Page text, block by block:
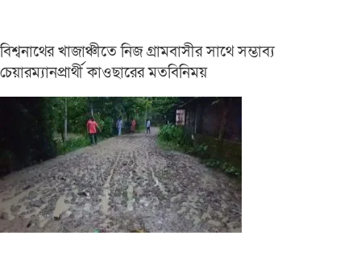
বিশ্বনাথের খাজাঞ্চীতে নিজ গ্রামবাসীর সাথে সম্ভাব্য
চেয়ারম্যানপ্রার্থী কাওছারের মতবিনিময়